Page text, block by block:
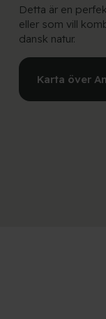
Detta är en
eller som vill
dansk natur.
Karta över